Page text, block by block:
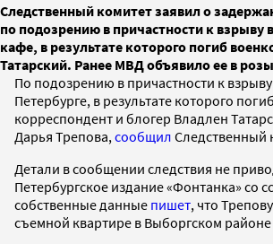
Следственный комитет заявил о
по подозрению в причастности к взрыву
кафе, в результате которого погиб
Татарский. Ранее МВД объявило ее в
По подозрению в причастности к
Петербурге, в результате которого
корреспондент и блогер Владлен
Дарья Трепова, сообщил Следственный
Детали в сообщении следствия не
Петербургское издание «Фонтанка» со
собственные данные пишет, что
съемной квартире в Выборгском районе